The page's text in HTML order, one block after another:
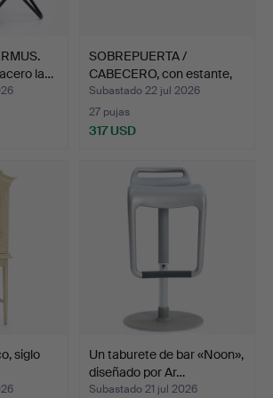
la…
SOBREPUERTA /
CABECERO, con estante,
estil…
Subastado 22 jul 2026
27 pujas
317 USD
siglo
Un taburete de bar «Noon»,
diseñado por Ar…
Subastado 21 jul 2026